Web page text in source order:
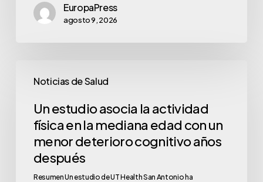
EuropaPress
agosto 9, 2026
Noticias de Salud
Un estudio asocia la actividad
física en la mediana edad con un
menor deterioro cognitivo años
después
Resumen Un estudio de UT Health San Antonio ha